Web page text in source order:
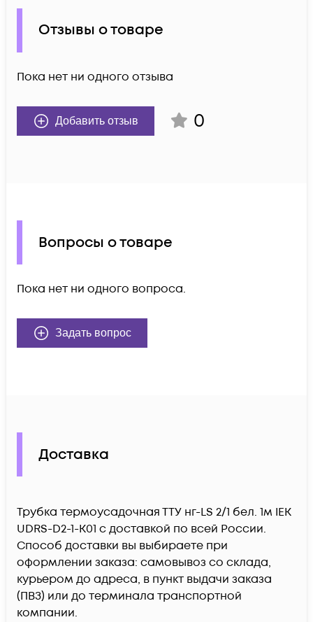
Отзывы о товаре
Пока нет ни одного отзыва
Добавить отзыв 0
Вопросы о товаре
Пока нет ни одного вопроса.
Задать вопрос
Доставка
Трубка термоусадочная ТТУ нг-LS 2/1 бел. 1м IEK
UDRS-D2-1-K01 c доставкой по всей России.
Способ доставки вы выбираете при
оформлении заказа: самовывоз со склада,
курьером до адреса, в пункт выдачи заказа
(ПВЗ) или до терминала транспортной
компании.